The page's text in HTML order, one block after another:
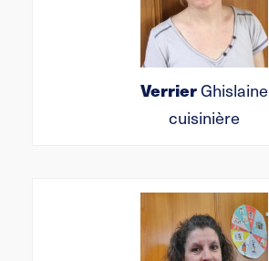
VerrierGhislaine
cuisinière